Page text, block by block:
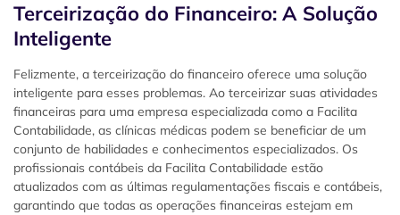
Terceirização do Financeiro: A Solução
Inteligente
Felizmente, a terceirização do financeiro oferece uma solução
inteligente para esses problemas. Ao terceirizar suas atividades
financeiras para uma empresa especializada como a Facilita
Contabilidade, as clínicas médicas podem se beneficiar de um
conjunto de habilidades e conhecimentos especializados. Os
profissionais contábeis da Facilita Contabilidade estão
atualizados com as últimas regulamentações fiscais e contábeis,
garantindo que todas as operações financeiras estejam em